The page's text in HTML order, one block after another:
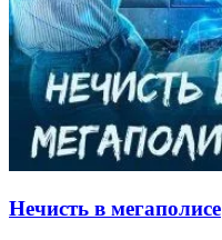
Нечисть в мегаполисе